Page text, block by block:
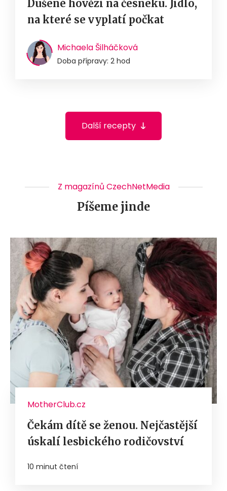
Dušené hovězí na česneku. Jídlo,
na které se vyplatí počkat
Michaela Šilháčková
Doba přípravy: 2 hod
Další recepty
Z magazínů CzechNetMedia
Píšeme jinde
MotherClub.cz
Čekám dítě se ženou. Nejčastější
úskalí lesbického rodičovství
10 minut čtení